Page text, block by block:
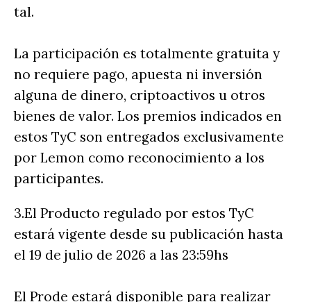
tal.
La participación es totalmente gratuita y
no requiere pago, apuesta ni inversión
alguna de dinero, criptoactivos u otros
bienes de valor. Los premios indicados en
estos TyC son entregados exclusivamente
por Lemon como reconocimiento a los
participantes.
3.El Producto regulado por estos TyC
estará vigente desde su publicación hasta
el 19 de julio de 2026 a las 23:59hs
El Prode estará disponible para realizar